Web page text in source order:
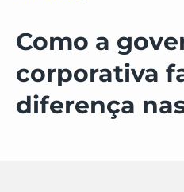
Como a
corporativa
diferença